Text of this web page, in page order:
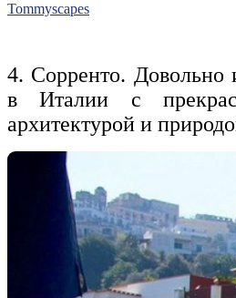
Tommyscapes
4. Сорренто. Довольно
в Италии с
архитектурой и